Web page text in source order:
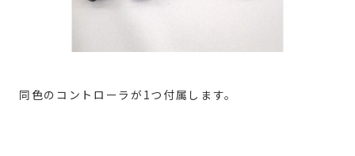
同色のコントローラが1つ付属します。